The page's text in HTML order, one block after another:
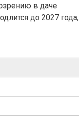
в даче
до 2027 года,